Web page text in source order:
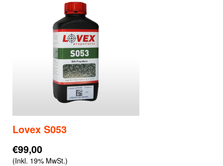
Lovex S053
€99,00
(Inkl. 19% MwSt.)